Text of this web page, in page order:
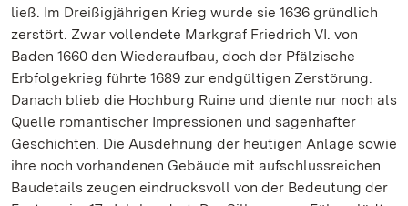
ließ. Im Dreißigjährigen Krieg wurde sie 1636 gründlich
zerstört. Zwar vollendete Markgraf Friedrich VI. von
Baden 1660 den Wiederaufbau, doch der Pfälzische
Erbfolgekrieg führte 1689 zur endgültigen Zerstörung.
Danach blieb die Hochburg Ruine und diente nur noch als
Quelle romantischer Impressionen und sagenhafter
Geschichten. Die Ausdehnung der heutigen Anlage sowie
ihre noch vorhandenen Gebäude mit aufschlussreichen
Baudetails zeugen eindrucksvoll von der Bedeutung der